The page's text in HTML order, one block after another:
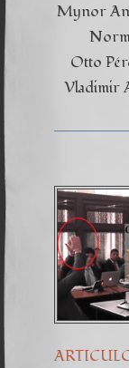
Mynor
Otto
Vladimir